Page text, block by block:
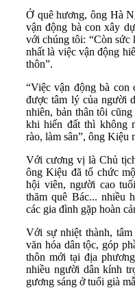
Ở quê hương, ông Hà
vận động bà con xây
với chúng tôi: “Còn sức
nhất là việc vận động
thôn”.
“Việc vận động bà con
được tâm lý của người
nhiên, bản thân tôi
khi hiến đất thì không
rào, làm sân”, ông Kiệu
Với cương vị là Chủ
ông Kiệu đã tổ chức
hội viên, người cao
thăm quê Bác... nhiều
các gia đình gặp hoàn
Với sự nhiệt thành,
văn hóa dân tộc, góp
thôn mới tại địa
nhiều người dân kính
gương sáng ở tuổi già